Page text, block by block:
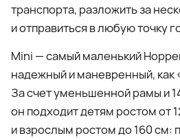
транспорта, разложить за
и отправиться в любую точку
Mini — самый маленький
надежный и маневренный, как
За счет уменьшенной рамы и
он подходит детям ростом от
и взрослым ростом до 160 см: